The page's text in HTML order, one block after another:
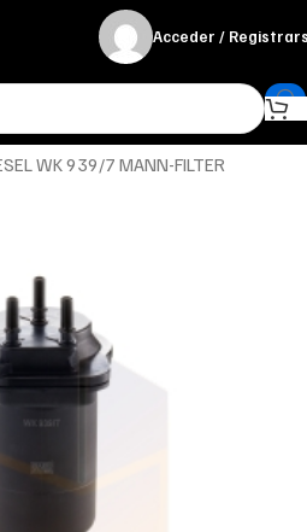
Acceder /
WK 939/7 MANN-FILTER